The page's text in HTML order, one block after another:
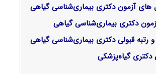
آزمون دکتری بیماری‌شناسی گیاهی
دکتری بیماری‌شناسی گیاهی
و رتبه قبولی دکتری بیماری‌شناسی گیاهی
دکتری گیاه‌پزشکی